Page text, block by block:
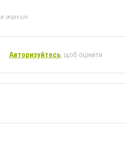
редакцію
Авторизуйтесь, щоб оцінити